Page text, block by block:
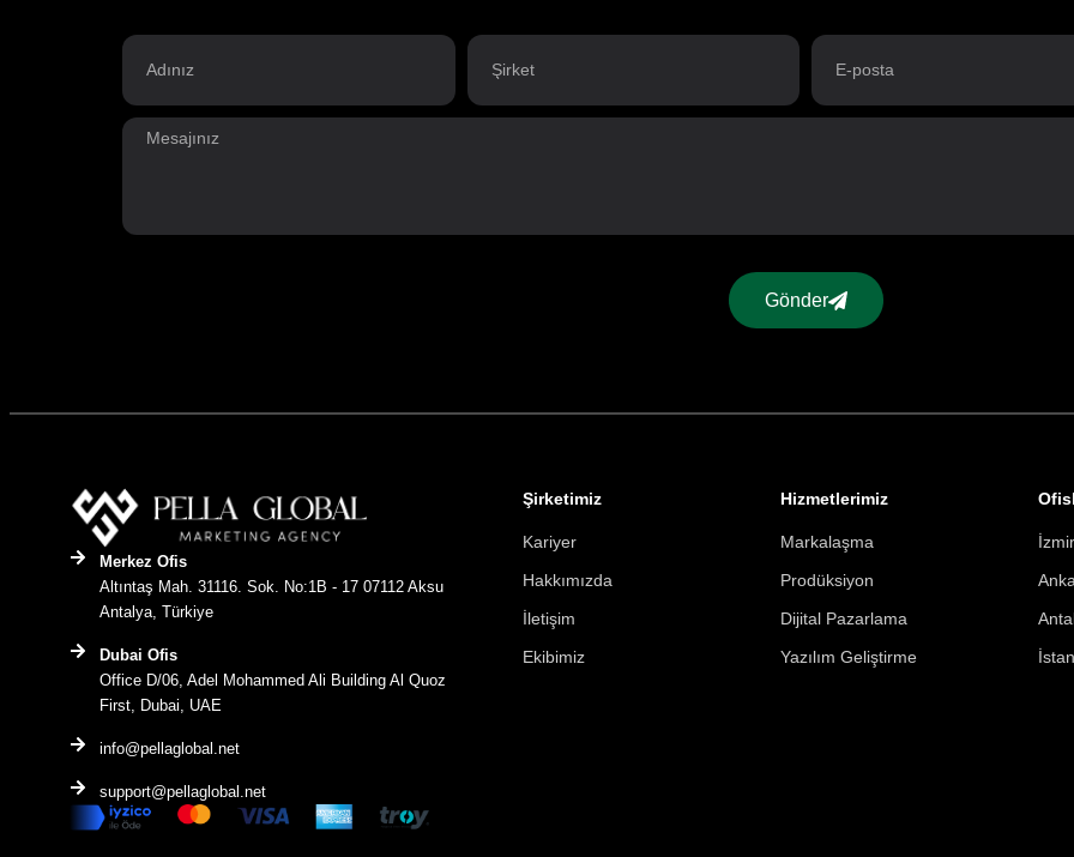
Gönder
Merkez Ofis
Altıntaş Mah. 31116. Sok. No:1B - 17 07112 Aksu
Antalya, Türkiye
Dubai Ofis
Office D/06, Adel Mohammed Ali Building Al Quoz
First, Dubai, UAE
info@pellaglobal.net
support@pellaglobal.net
Şirketimiz
Kariyer
Hakkımızda
İletişim
Ekibimiz
Hizmetlerimiz
Markalaşma
Prodüksiyon
Dijital Pazarlama
Yazılım Geliştirme
İzmir